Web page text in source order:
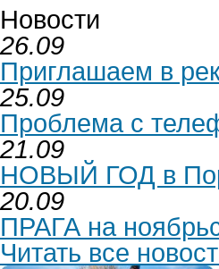
Новости
26.09
Приглашаем в
25.09
Проблема с
21.09
НОВЫЙ ГОД в
20.09
ПРАГА на
Читать все